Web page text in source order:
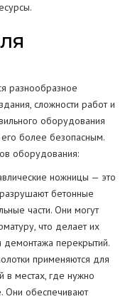
разнообразное
сложности работ и
оборудования
его более безопасным.
оборудования:
ножницы — это
бетонные
части. Они могут
что делает их
демонтажа перекрытий.
применяются для
в местах, где нужно
Они обеспечивают